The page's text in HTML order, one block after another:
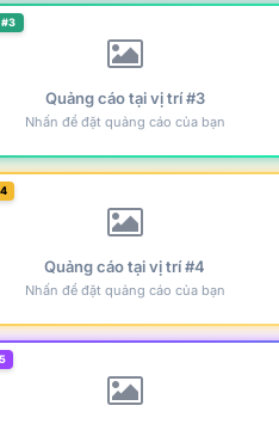
Quảng cáo tại vị trí #3
Nhấn để đặt quảng cáo của bạn
Quảng cáo tại vị trí #4
Nhấn để đặt quảng cáo của bạn